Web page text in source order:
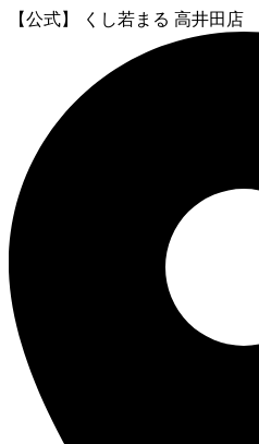
【公式】 くし若まる 高井田